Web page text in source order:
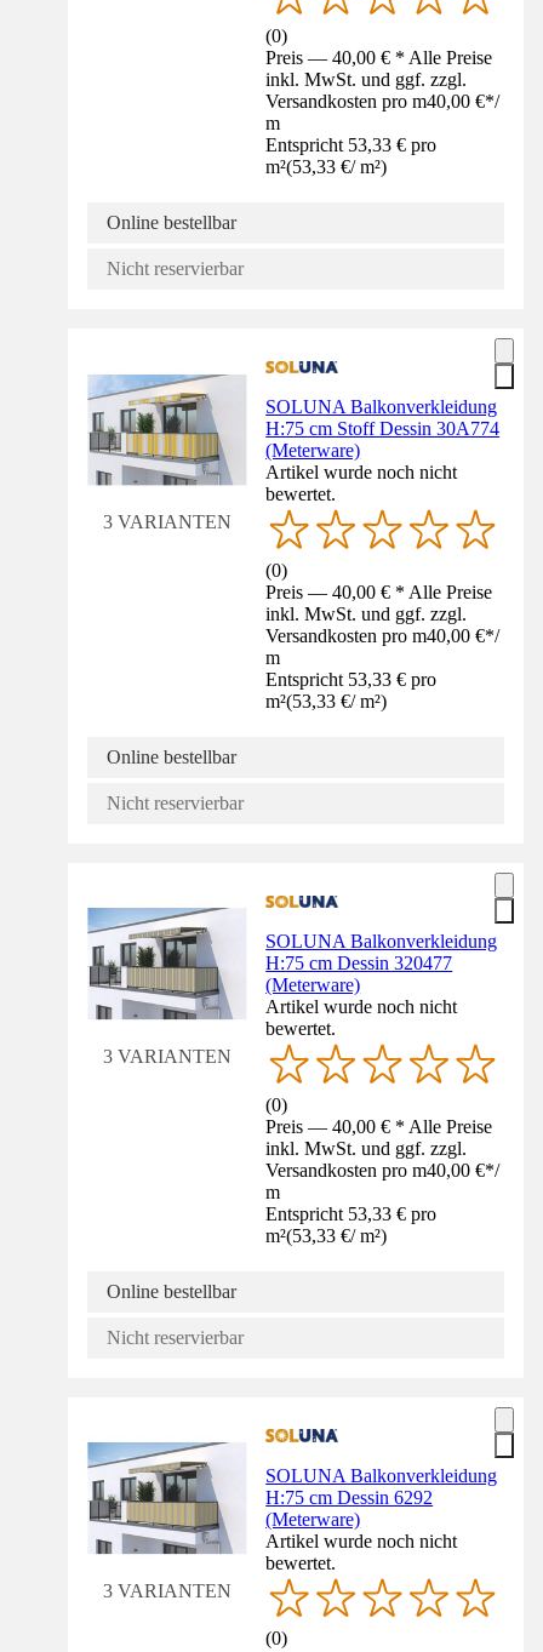
(0)
Preis — 40,00 € * Alle Preise
inkl. MwSt. und ggf. zzgl.
Versandkosten pro m40,00 €*/
m
Entspricht 53,33 € pro
m²(53,33 €/ m²)
Online bestellbar
Nicht reservierbar
3 VARIANTEN
SOLUNA Balkonverkleidung
H:75 cm Stoff Dessin 30A774
(Meterware)
Artikel wurde noch nicht
bewertet.
(0)
Preis — 40,00 € * Alle Preise
inkl. MwSt. und ggf. zzgl.
Versandkosten pro m40,00 €*/
m
Entspricht 53,33 € pro
m²(53,33 €/ m²)
Online bestellbar
Nicht reservierbar
3 VARIANTEN
SOLUNA Balkonverkleidung
H:75 cm Dessin 320477
(Meterware)
Artikel wurde noch nicht
bewertet.
(0)
Preis — 40,00 € * Alle Preise
inkl. MwSt. und ggf. zzgl.
Versandkosten pro m40,00 €*/
m
Entspricht 53,33 € pro
m²(53,33 €/ m²)
Online bestellbar
Nicht reservierbar
3 VARIANTEN
SOLUNA Balkonverkleidung
H:75 cm Dessin 6292
(Meterware)
Artikel wurde noch nicht
bewertet.
(0)